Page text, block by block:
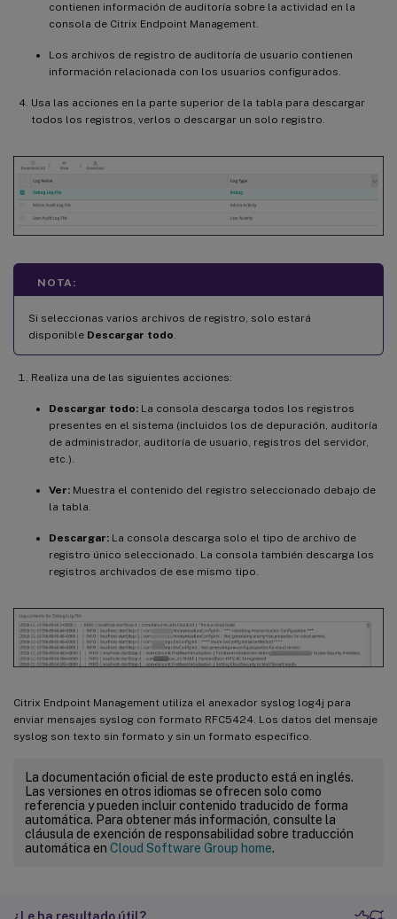
contienen información de auditoría sobre la actividad en la
consola de Citrix Endpoint Management.
Los archivos de registro de auditoría de usuario contienen
información relacionada con los usuarios configurados.
Usa las acciones en la parte superior de la tabla para descargar
todos los registros, verlos o descargar un solo registro.
NOTA:
Si seleccionas varios archivos de registro, solo estará
disponible Descargar todo.
Realiza una de las siguientes acciones:
Descargar todo: La consola descarga todos los registros
presentes en el sistema (incluidos los de depuración, auditoría
de administrador, auditoría de usuario, registros del servidor,
etc.).
Ver: Muestra el contenido del registro seleccionado debajo de
la tabla.
Descargar: La consola descarga solo el tipo de archivo de
registro único seleccionado. La consola también descarga los
registros archivados de ese mismo tipo.
Citrix Endpoint Management utiliza el anexador syslog log4j para
enviar mensajes syslog con formato RFC5424. Los datos del mensaje
syslog son texto sin formato y sin un formato específico.
La documentación oficial de este producto está en inglés.
Las versiones en otros idiomas se ofrecen solo como
referencia y pueden incluir contenido traducido de forma
automática. Para obtener más información, consulte la
cláusula de exención de responsabilidad sobre traducción
automática en Cloud Software Group home.